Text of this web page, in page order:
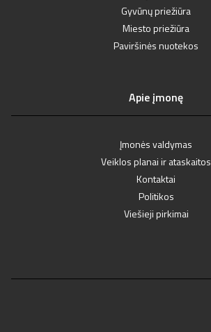
Gyvūnų priežiūra
Miesto priežiūra
Paviršinės nuotekos
Apie įmonę
Įmonės valdymas
Veiklos planai ir ataskaitos
Kontaktai
Politikos
Viešieji pirkimai